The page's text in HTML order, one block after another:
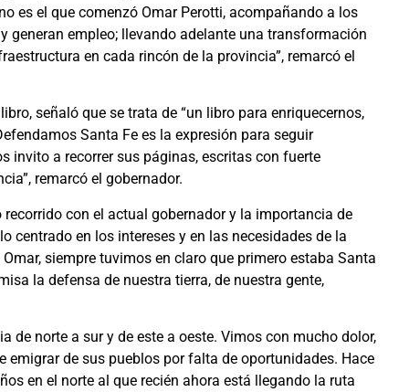
es el que comenzó Omar Perotti, acompañando a los
generan empleo; llevando adelante una transformación
en cada rincón de la provincia”, remarcó el
señaló que se trata de “un libro para enriquecernos,
Santa Fe es la expresión para seguir
invito a recorrer sus páginas, escritas con fuerte
remarcó el gobernador.
con el actual gobernador y la importancia de
centrado en los intereses y en las necesidades de la
siempre tuvimos en claro que primero estaba Santa
la defensa de nuestra tierra, de nuestra gente,
de norte a sur y de este a oeste. Vimos con mucho dolor,
de sus pueblos por falta de oportunidades. Hace
en el norte al que recién ahora está llegando la ruta